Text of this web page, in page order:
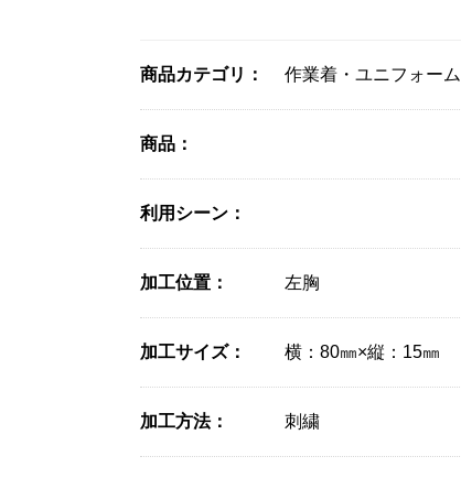
商品カテゴリ： 作業着・ユニフォーム
商品：
利用シーン：
加工位置： 左胸
加工サイズ： 横：80㎜×縦：15㎜
加工方法： 刺繍